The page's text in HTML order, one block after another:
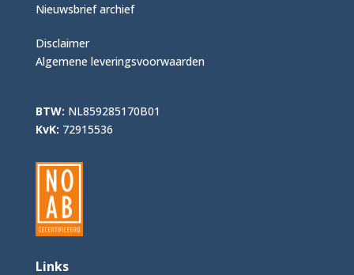
Nieuwsbrief archief
Disclaimer
Algemene leveringsvoorwaarden
BTW: NL859285170B01
KvK: 72915536
Links